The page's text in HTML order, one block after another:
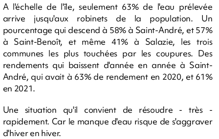
A l'échelle de l'île, seulement 63% de l'eau prélevée
arrive jusqu'aux robinets de la population. Un
pourcentage qui descend à 58% à Saint-André, et 57%
à Saint-Benoît, et même 41% à Salazie, les trois
communes les plus touchées par les coupures. Des
rendements qui baissent d'année en année à Saint-
André, qui avait à 63% de rendement en 2020, et 61%
en 2021.
Une situation qu'il convient de résoudre - très -
rapidement. Car le manque d'eau risque de s'aggraver
d'hiver en hiver.